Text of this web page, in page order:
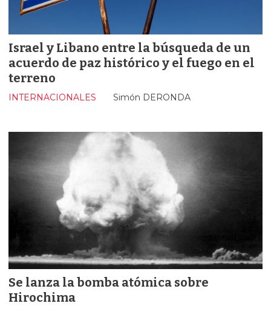
Israel y Libano entre la búsqueda de un
acuerdo de paz histórico y el fuego en el
terreno
Simón DERONDA
INTERNACIONALES
Se lanza la bomba atómica sobre
Hirochima